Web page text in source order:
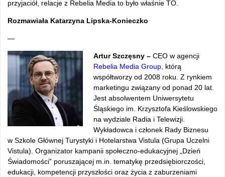
przyjaciół, relacje z Rebelia Media to było właśnie TO.
Rozmawiała Katarzyna Lipska-Konieczko
—
Artur Szczęsny – CEO w agencji
Rebelia Media Group, którą
współtworzy od 2008 roku. Z rynkiem
marketingu związany od ponad 20 lat.
Jest absolwentem Uniwersytetu
Śląskiego im. Krzysztofa Kieślowskiego
na wydziale Radia i Telewizji.
Wykładowca i członek Rady Biznesu
w Szkole Głównej Turystyki i Hotelarstwa Vistula (Grupa Uczelni
Vistula). Organizator kampanii społeczno-edukacyjnej „Dzień
Świadomości” poruszającej m.in. tematykę przedsiębiorczości,
edukacji, kompetencji przyszłości oraz życia z zaburzeniami